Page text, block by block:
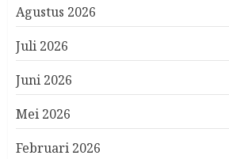
Agustus 2026
Juli 2026
Juni 2026
Mei 2026
Februari 2026